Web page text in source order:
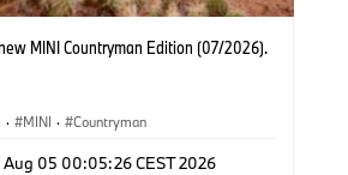
MINI Countryman Edition (07/2026).
· MINI · Countryman
Aug 05 00:05:26 CEST 2026